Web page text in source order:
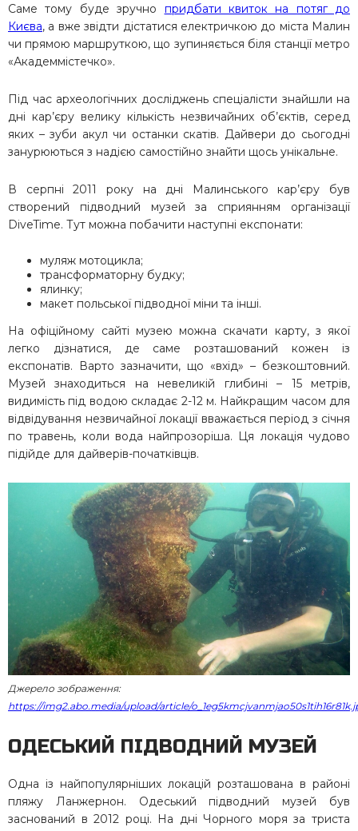
Саме тому буде зручно придбати квиток на потяг до
Києва, а вже звідти дістатися електричкою до міста Малин
чи прямою маршруткою, що зупиняється біля станції метро
«Академмістечко».
Під час археологічних досліджень спеціалісти знайшли на
дні кар’єру велику кількість незвичайних об’єктів, серед
яких – зуби акул чи останки скатів. Дайвери до сьогодні
занурюються з надією самостійно знайти щось унікальне.
В серпні 2011 року на дні Малинського кар’єру був
створений підводний музей за сприянням організації
DiveTime. Тут можна побачити наступні експонати:
муляж мотоцикла;
трансформаторну будку;
ялинку;
макет польської підводної міни та інші.
На офіційному сайті музею можна скачати карту, з якої
легко дізнатися, де саме розташований кожен із
експонатів. Варто зазначити, що «вхід» – безкоштовний.
Музей знаходиться на невеликій глибині – 15 метрів,
видимість під водою складає 2-12 м. Найкращим часом для
відвідування незвичайної локації вважається період з січня
по травень, коли вода найпрозоріша. Ця локація чудово
підійде для дайверів-початківців.
Джерело зображення:
https://img2.abo.media/upload/article/
ОДЕСЬКИЙ ПІДВОДНИЙ МУЗЕЙ
Одна із найпопулярніших локацій розташована в районі
пляжу Ланжернон. Одеський підводний музей був
заснований в 2012 році. На дні Чорного моря за триста